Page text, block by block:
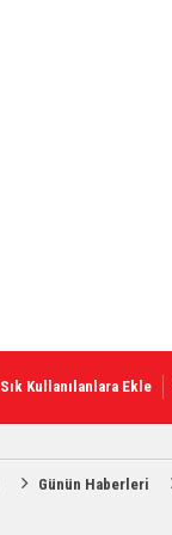
Sık Kullanılanlara Ekle
Günün Haberleri